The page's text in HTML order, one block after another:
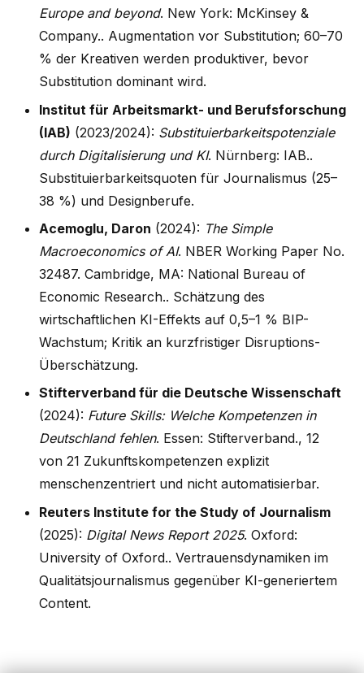
Europe and beyond. New York: McKinsey &
Company.. Augmentation vor Substitution; 60–70
% der Kreativen werden produktiver, bevor
Substitution dominant wird.
Institut für Arbeitsmarkt- und Berufsforschung
(IAB) (2023/2024): Substituierbarkeitspotenziale
durch Digitalisierung und KI. Nürnberg: IAB..
Substituierbarkeitsquoten für Journalismus (25–
38 %) und Designberufe.
Acemoglu, Daron (2024): The Simple
Macroeconomics of AI. NBER Working Paper No.
32487. Cambridge, MA: National Bureau of
Economic Research.. Schätzung des
wirtschaftlichen KI-Effekts auf 0,5–1 % BIP-
Wachstum; Kritik an kurzfristiger Disruptions-
Überschätzung.
Stifterverband für die Deutsche Wissenschaft
(2024): Future Skills: Welche Kompetenzen in
Deutschland fehlen. Essen: Stifterverband., 12
von 21 Zukunftskompetenzen explizit
menschenzentriert und nicht automatisierbar.
Reuters Institute for the Study of Journalism
(2025): Digital News Report 2025. Oxford:
University of Oxford.. Vertrauensdynamiken im
Qualitätsjournalismus gegenüber KI-generiertem
Content.